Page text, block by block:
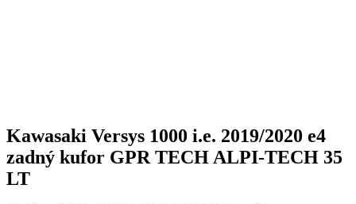
Kawasaki Versys 1000 i.e. 2019/2020 e4
zadný kufor GPR TECH ALPI-TECH 35
LT